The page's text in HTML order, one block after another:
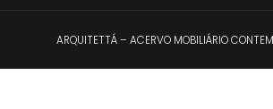
ARQUITETTÁ – ACERVO MOBILIÁRIO